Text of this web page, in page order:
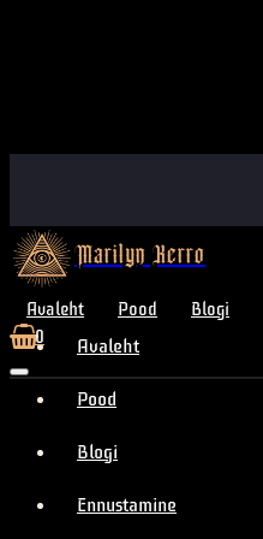
Marilyn Kerro
Avaleht Pood Blogi
0 Avaleht
Pood
Blogi
Ennustamine